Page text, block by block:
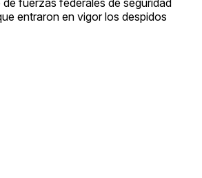
entraron en vigor los despidos